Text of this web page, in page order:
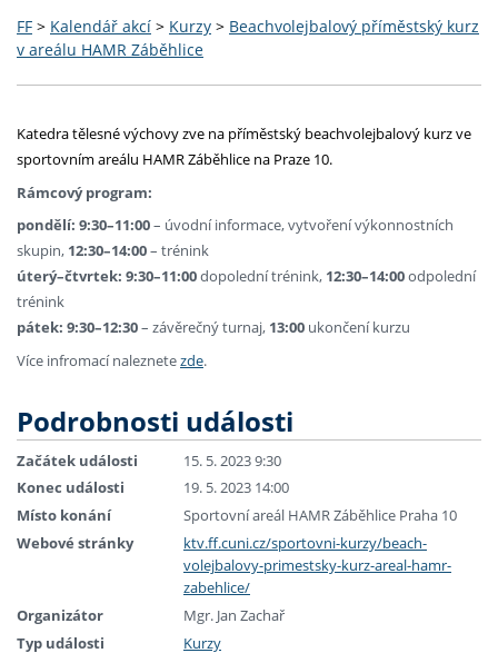
FF > Kalendář akcí > Kurzy > Beachvolejbalový příměstský kurz
v areálu HAMR Záběhlice
Katedra tělesné výchovy zve na příměstský beachvolejbalový kurz ve
sportovním areálu HAMR Záběhlice na Praze 10.
Rámcový program:
pondělí: 9:30–11:00– úvodní informace, vytvoření výkonnostních
skupin, 12:30–14:00– trénink
úterý–čtvrtek: 9:30–11:00dopolední trénink, 12:30–14:00odpolední
trénink
pátek: 9:30–12:30– závěrečný turnaj, 13:00 ukončení kurzu
Více infromací naleznetezde.
Podrobnosti události
Začátek události
15. 5. 2023 9:30
Konec události
19. 5. 2023 14:00
Místo konání
Sportovní areál HAMR Záběhlice Praha 10
Webové stránky
ktv.ff.cuni.cz/sportovni-kurzy/beach-
volejbalovy-primestsky-kurz-areal-hamr-
zabehlice/
Organizátor
Mgr. Jan Zachař
Typ události
Kurzy